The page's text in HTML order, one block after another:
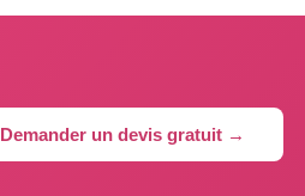
Demander un devis gratuit →